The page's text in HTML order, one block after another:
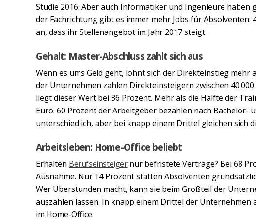
Studie 2016. Aber auch Informatiker und Ingenieure haben
der Fachrichtung gibt es immer mehr Jobs für Absolventen:
an, dass ihr Stellenangebot im Jahr 2017 steigt.
Gehalt: Master-Abschluss zahlt sich aus
Wenn es ums Geld geht, lohnt sich der Direkteinstieg mehr
der Unternehmen zahlen Direkteinsteigern zwischen
liegt dieser Wert bei 36 Prozent. Mehr als die Hälfte der
Euro. 60 Prozent der Arbeitgeber bezahlen nach Bachelor-
unterschiedlich, aber bei knapp einem Drittel gleichen sich
Arbeitsleben: Home-Office beliebt
Erhalten Berufseinsteigernur befristete Verträge? Bei 68
Ausnahme. Nur 14 Prozent statten Absolventen
Wer Überstunden macht, kann sie beim Großteil der
auszahlen lassen. In knapp einem Drittel der
im Home-Office.